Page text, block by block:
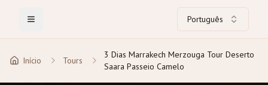
Toggle Menu Português
Início Tours
3 Dias Marrakech Merzouga Tour Deserto
Saara Passeio Camelo